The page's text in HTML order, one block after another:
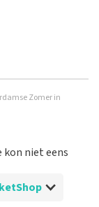
Zomer in
kon niet eens